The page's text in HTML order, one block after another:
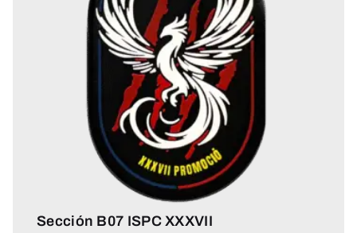
Sección B07 ISPC XXXVII